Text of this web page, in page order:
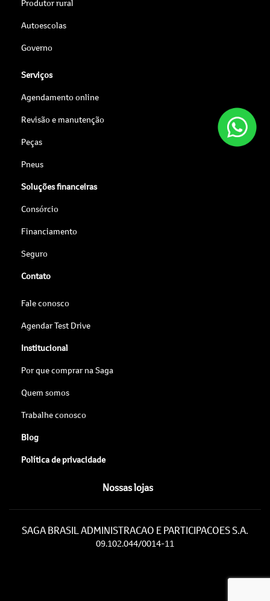
Produtor rural
Autoescolas
Governo
Serviços
Agendamento online
Revisão e manutenção
Peças
Pneus
Soluções financeiras
Consórcio
Financiamento
Seguro
Contato
Fale conosco
Agendar Test Drive
Institucional
Por que comprar na Saga
Quem somos
Trabalhe conosco
Blog
Política de privacidade
Nossas lojas
SAGA BRASIL ADMINISTRACAO E PARTICIPACOES S.A.
09.102.044/0014-11